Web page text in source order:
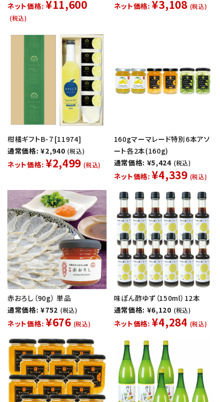
ネット価格: ¥11,600
(税込)
ネット価格: ¥3,108 (税込)
柑橘ギフトB-７[11974]
通常価格: ¥2,940 (税込)
ネット価格: ¥2,499 (税込)
160gマーマレード特別6本アソ
ート各2本(160g)
通常価格: ¥5,424 (税込)
ネット価格: ¥4,339 (税込)
赤おろし（90g） 単品
通常価格: ¥752 (税込)
ネット価格: ¥676 (税込)
味ぽん酢ゆず（150ml）12本
通常価格: ¥6,120 (税込)
ネット価格: ¥4,284 (税込)